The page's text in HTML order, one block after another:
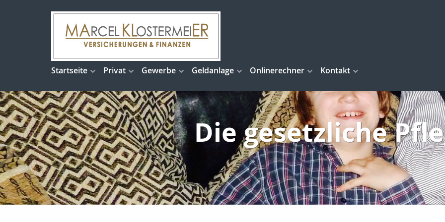
Startseite Privat Gewerbe Geldanlage Onlinerechner Kontakt
Die gesetzliche